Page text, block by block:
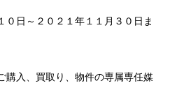
０日～２０２１年１１月３０日ま
購入、買取り、物件の専属専任媒